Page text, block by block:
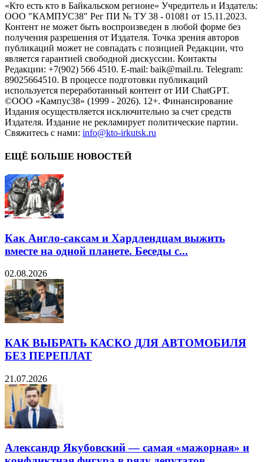
«Кто есть кто в Байкальском регионе» Учредитель и Издатель:
ООО "КАМПУС38" Рег ПИ № ТУ 38 - 01081 от 15.11.2023.
Контент не может быть воспроизведен в любой форме без
получения разрешения от Издателя. Точка зрения авторов
публикаций может не совпадать с позицией Редакции, что
является гарантией свободной дискуссии. Контакты
Редакции: +7(902) 566 4510. E-mail: baik@mail.ru. Telegram:
89025664510. В процессе подготовки публикаций
используется переработанный контент от ИИ ChatGPT.
©ООО «Кампус38» (1999 - 2026). 12+. Финансирование
Издания осуществляется исключительно за счет средств
Издателя. Издание не рекламирует политические партии.
Свяжитесь с нами: info@kto-irkutsk.ru
ЕЩЁ БОЛЬШЕ НОВОСТЕЙ
Как Англо-саксам и Хардлендцам выжить
вместе на одной планете. Беседы с...
02.08.2026
КАК ВЫБРАТЬ КАСКО ДЛЯ АВТОМОБИЛЯ
БЕЗ ПЕРЕПЛАТ
21.07.2026
Александр Якубовский — самая «мажорная» и